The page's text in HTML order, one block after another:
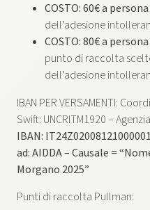
COSTO:60€ a
dell’adesione
COSTO: 80€ a
punto di raccolta
dell’adesione
IBAN PER VERSAMENTI:
Swift: UNCRITM1920 –
IBAN:
ad: AIDDA – Causale =
Morgano 2025”
Punti di raccolta Pullman: